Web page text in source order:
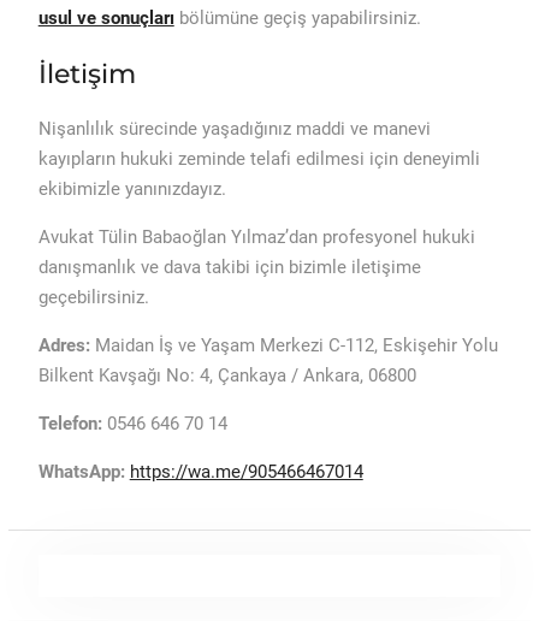
usul ve sonuçları bölümüne geçiş yapabilirsiniz.
İletişim
Nişanlılık sürecinde yaşadığınız maddi ve manevi
kayıpların hukuki zeminde telafi edilmesi için deneyimli
ekibimizle yanınızdayız.
Avukat Tülin Babaoğlan Yılmaz’dan profesyonel hukuki
danışmanlık ve dava takibi için bizimle iletişime
geçebilirsiniz.
Adres: Maidan İş ve Yaşam Merkezi C-112, Eskişehir Yolu
Bilkent Kavşağı No: 4, Çankaya / Ankara, 06800
Telefon: 0546 646 70 14
WhatsApp: https://wa.me/905466467014